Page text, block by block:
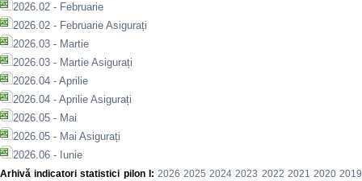
2026.02 - Februarie
2026.02 - Februarie Asigurați
2026.03 - Martie
2026.03 - Martie Asigurați
2026.04 - Aprilie
2026.04 - Aprilie Asigurați
2026.05 - Mai
2026.05 - Mai Asigurați
2026.06 - Iunie
Arhivă indicatori statistici pilon I: 2026 2025 2024 2023 2022 2021 2020 2019